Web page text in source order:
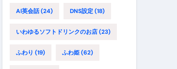
AI英会話(24) DNS設定(18)
いわゆるソフトドリンクのお店(23)
ふわり (19) ふわ姫(62)